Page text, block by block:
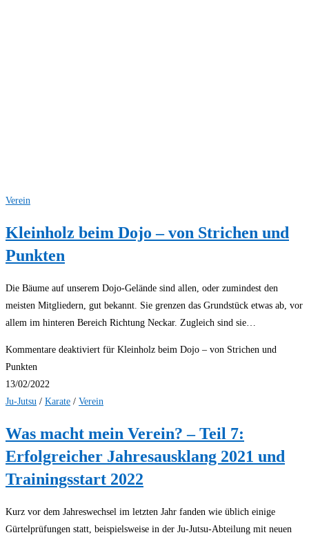
Verein
Kleinholz beim Dojo – von Strichen und
Punkten
Die Bäume auf unserem Dojo-Gelände sind allen, oder zumindest den
meisten Mitgliedern, gut bekannt. Sie grenzen das Grundstück etwas ab, vor
allem im hinteren Bereich Richtung Neckar. Zugleich sind sie…
Kommentare deaktiviert für Kleinholz beim Dojo – von Strichen und
Punkten
13/02/2022
Ju-Jutsu / Karate / Verein
Was macht mein Verein? – Teil 7:
Erfolgreicher Jahresausklang 2021 und
Trainingsstart 2022
Kurz vor dem Jahreswechsel im letzten Jahr fanden wie üblich einige
Gürtelprüfungen statt, beispielsweise in der Ju-Jutsu-Abteilung mit neuen